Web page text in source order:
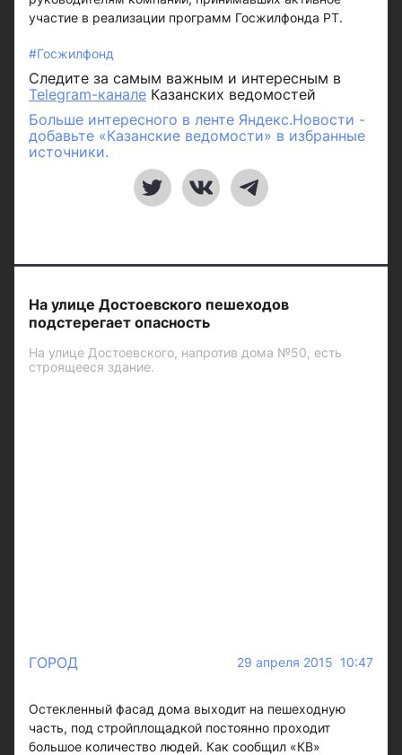
участие в реализации программ Госжилфонда РТ.
#Госжилфонд
Следите за самым важным и интересным в
Telegram-канале Казанских ведомостей
Больше интересного в ленте Яндекс.Новости -
добавьте «Казанские ведомости» в избранные
источники.
На улице Достоевского пешеходов
подстерегает опасность
На улице Достоевского, напротив дома №50, есть
строящееся здание.
ГОРОД 29 апреля 2015 10:47
Остекленный фасад дома выходит на пешеходную
часть, под стройплощадкой постоянно проходит
большое количество людей. Как сообщил «КВ»